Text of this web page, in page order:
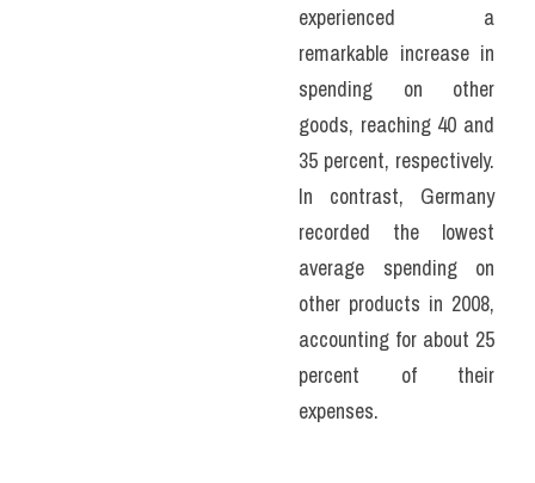
experienced a
remarkable increase in
spending on other
goods, reaching 40 and
35 percent, respectively.
In contrast, Germany
recorded the lowest
average spending on
other products in 2008,
accounting for about 25
percent of their
expenses.